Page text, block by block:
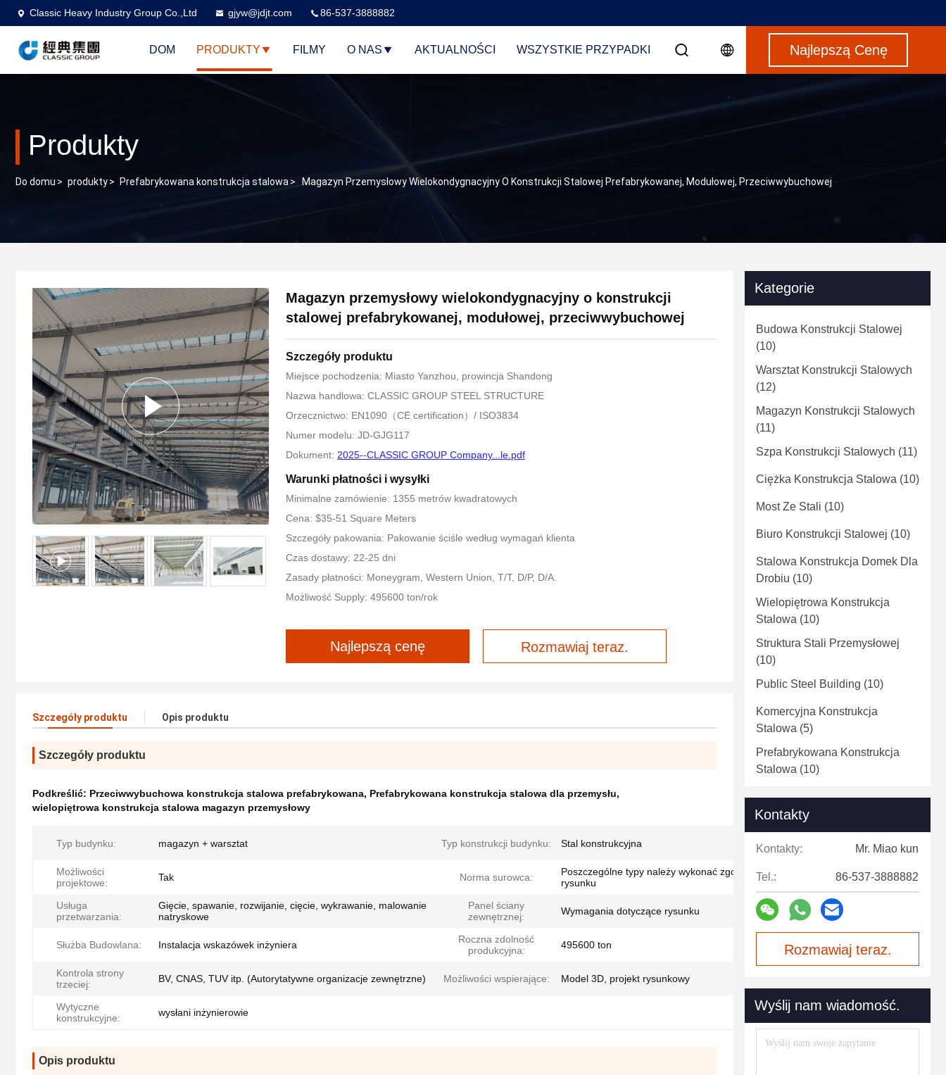
Classic Heavy Industry Group Co.,Ltd gjyw@jdjt.com 86-537-3888882
DOM PRODUKTY FILMY O NAS AKTUALNOŚCI WSZYSTKIE PRZYPADKI Najlepszą Cenę
Produkty
Do domu > produkty> Prefabrykowana konstrukcja stalowa> Magazyn Przemysłowy Wielokondygnacyjny O Konstrukcji Stalowej Prefabrykowanej, Modułowej, Przeciwwybuchowej
Magazyn przemysłowy wielokondygnacyjny o konstrukcji
stalowej prefabrykowanej, modułowej, przeciwwybuchowej
Szczegóły produktu
Miejsce pochodzenia: Miasto Yanzhou, prowincja Shandong
Nazwa handlowa: CLASSIC GROUP STEEL STRUCTURE
Orzecznictwo: EN1090（CE certification）/ ISO3834
Numer modelu: JD-GJG117
Dokument: 2025--CLASSIC GROUP Company...le.pdf
Warunki płatności i wysyłki
Minimalne zamówienie: 1355 metrów kwadratowych
Cena: $35-51 Square Meters
Szczegóły pakowania: Pakowanie ściśle według wymagań klienta
Czas dostawy: 22-25 dni
Zasady płatności: Moneygram, Western Union, T/T, D/P, D/A.
Możliwość Supply: 495600 ton/rok
Najlepszą cenę Rozmawiaj teraz.
Szczegóły produktu Opis produktu
Szczegóły produktu
Podkreślić: Przeciwwybuchowa konstrukcja stalowa prefabrykowana, Prefabrykowana konstrukcja stalowa dla przemysłu,
wielopiętrowa konstrukcja stalowa magazyn przemysłowy
Typ budynku: magazyn + warsztat Typ konstrukcji budynku: Stal konstrukcyjna
Możliwości
projektowe:
Tak Norma surowca:
Poszczególne typy należy wykonać zgodnie z wymaganiami
rysunku
Usługa
przetwarzania:
Gięcie, spawanie, rozwijanie, cięcie, wykrawanie, malowanie
natryskowe
Panel ściany
zewnętrznej:
Wymagania dotyczące rysunku
Służba Budowlana: Instalacja wskazówek inżyniera
Roczna zdolność
produkcyjna:
495600 ton
Kontrola strony
trzeciej:
BV, CNAS, TUV itp. (Autorytatywne organizacje zewnętrzne) Możliwości wspierające: Model 3D, projekt rysunkowy
Wytyczne
konstrukcyjne:
wysłani inżynierowie
Opis produktu
Kategorie
Budowa Konstrukcji Stalowej
(10)
Warsztat Konstrukcji Stalowych
(12)
Magazyn Konstrukcji Stalowych
(11)
Szpa Konstrukcji Stalowych (11)
Ciężka Konstrukcja Stalowa (10)
Most Ze Stali (10)
Biuro Konstrukcji Stalowej (10)
Stalowa Konstrukcja Domek Dla
Drobiu (10)
Wielopiętrowa Konstrukcja
Stalowa (10)
Struktura Stali Przemysłowej
(10)
Public Steel Building (10)
Komercyjna Konstrukcja
Stalowa (5)
Prefabrykowana Konstrukcja
Stalowa (10)
Kontakty
Kontakty: Mr. Miao kun
Tel.: 86-537-3888882
Rozmawiaj teraz.
Wyślij nam wiadomość.